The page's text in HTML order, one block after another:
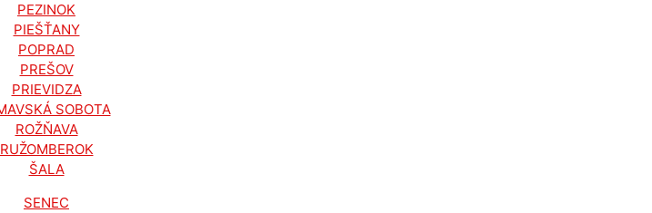
PEZINOK
PIEŠŤANY
POPRAD
PREŠOV
PRIEVIDZA
SOBOTA
ROŽŇAVA
RUŽOMBEROK
ŠALA
SENEC